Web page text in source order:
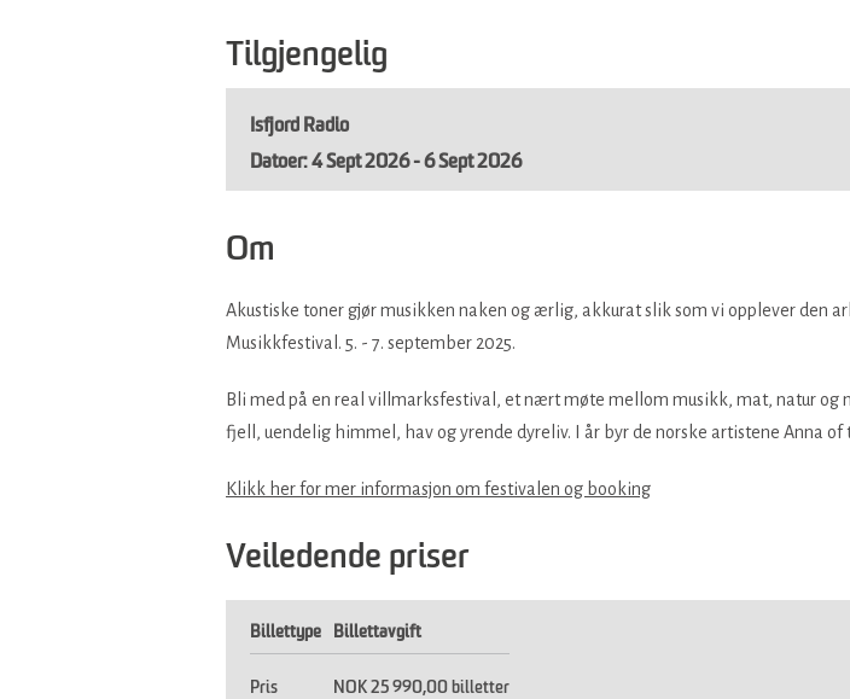
Tilgjengelig
Isfjord Radio
4 Sept 2026 - 6 Sept 2026
Om
Akustiske toner gjør musikken naken og ærlig, akkurat slik som vi opplever den
Musikkfestival. 5. - 7. september 2025.
Bli med på en real villmarksfestival, et nært møte mellom musikk, mat, natur
fjell, uendelig himmel, hav og yrende dyreliv. I år byr de norske artistene Anna
Klikk her for mer informasjon om festivalen og booking
Veiledende priser
Billettype Billettavgift
Pris NOK 25 990,00 billetter